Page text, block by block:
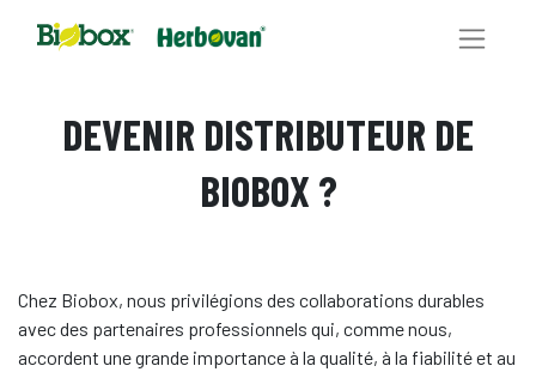
DEVENIR DISTRIBUTEUR DE
BIOBOX ?
Chez Biobox, nous privilégions des collaborations durables
avec des partenaires professionnels qui, comme nous,
accordent une grande importance à la qualité, à la fiabilité et au